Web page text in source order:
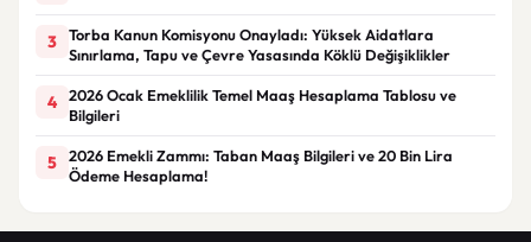
3
Torba Kanun Komisyonu Onayladı: Yüksek Aidatlara
Sınırlama, Tapu ve Çevre Yasasında Köklü Değişiklikler
4
2026 Ocak Emeklilik Temel Maaş Hesaplama Tablosu ve
Bilgileri
5
2026 Emekli Zammı: Taban Maaş Bilgileri ve 20 Bin Lira
Ödeme Hesaplama!